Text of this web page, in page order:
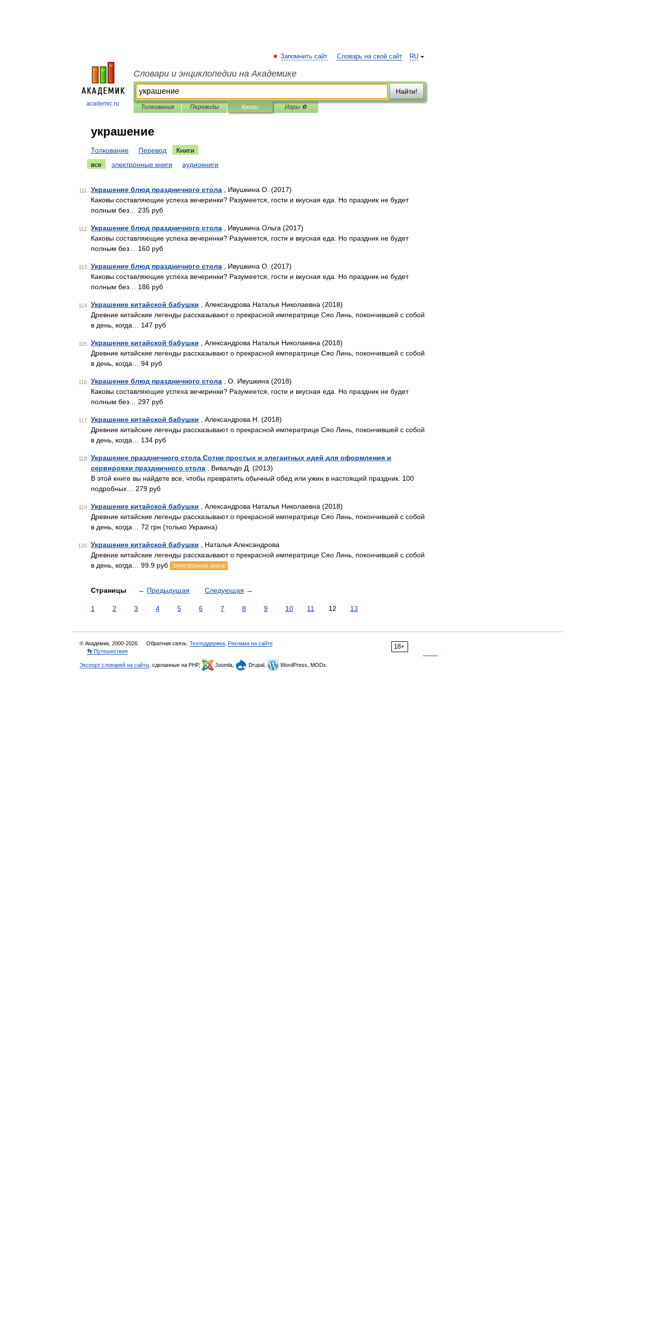
academic.ru
RU
Запомнить сайт Словарь на свой сайт
Словари и энциклопедии на Академике
Найти!
Толкования Переводы Книги Игры ⚽
украшение
Толкование Перевод
Книги
все
электронные книги аудиокниги
111 Украшение блюд праздничного стола , Ивушкина О. (2017)
Каковы составляющие успеха вечеринки? Разумеется, гости и вкусная еда. Но праздник не будет
полным без… 235 руб
112 Украшение блюд праздничного стола , Ивушкина Ольга (2017)
Каковы составляющие успеха вечеринки? Разумеется, гости и вкусная еда. Но праздник не будет
полным без… 160 руб
113 Украшение блюд праздничного стола , Ивушкина О. (2017)
Каковы составляющие успеха вечеринки? Разумеется, гости и вкусная еда. Но праздник не будет
полным без… 186 руб
114 Украшение китайской бабушки , Александрова Наталья Николаевна (2018)
Древние китайские легенды рассказывают о прекрасной императрице Сяо Линь, покончившей с собой
в день, когда… 147 руб
115 Украшение китайской бабушки , Александрова Наталья Николаевна (2018)
Древние китайские легенды рассказывают о прекрасной императрице Сяо Линь, покончившей с собой
в день, когда… 94 руб
116 Украшение блюд праздничного стола , О. Ивушкина (2018)
Каковы составляющие успеха вечеринки? Разумеется, гости и вкусная еда. Но праздник не будет
полным без… 297 руб
117 Украшение китайской бабушки , Александрова Н. (2018)
Древние китайские легенды рассказывают о прекрасной императрице Сяо Линь, покончившей с собой
в день, когда… 134 руб
118
Украшение праздничного стола Сотни простых и элегантных идей для оформления и
сервировки праздничного стола , Вивальдо Д. (2013)
В этой книге вы найдете все, чтобы превратить обычный обед или ужин в настоящий праздник. 100
подробных… 279 руб
119 Украшение китайской бабушки , Александрова Наталья Николаевна (2018)
Древние китайские легенды рассказывают о прекрасной императрице Сяо Линь, покончившей с собой
в день, когда… 72 грн (только Украина)
120 Украшение китайской бабушки , Наталья Александрова
Древние китайские легенды рассказывают о прекрасной императрице Сяо Линь, покончившей с собой
в день, когда… 99.9 руб
электронная книга
Страницы ← Предыдущая Следующая →
1 2 3 4 5 6 7 8 9 10 11 12 13
18+
© Академик, 2000-2026 Обратная связь: Техподдержка Реклама на сайте
👣 Путешествия
Экспорт словарей на сайты , сделанные на PHP, Joomla, Drupal, WordPress, MODx.